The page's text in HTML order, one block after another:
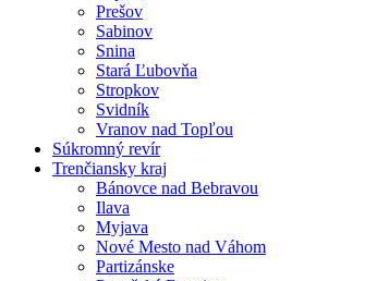
Prešov
Sabinov
Snina
Stará Ľubovňa
Stropkov
Svidník
Vranov nad Topľou
Súkromný revír
Trenčiansky kraj
Bánovce nad Bebravou
Ilava
Myjava
Nové Mesto nad Váhom
Partizánske